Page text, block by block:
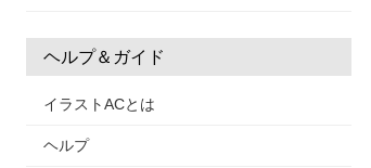
ヘルプ＆ガイド
イラストACとは
ヘルプ